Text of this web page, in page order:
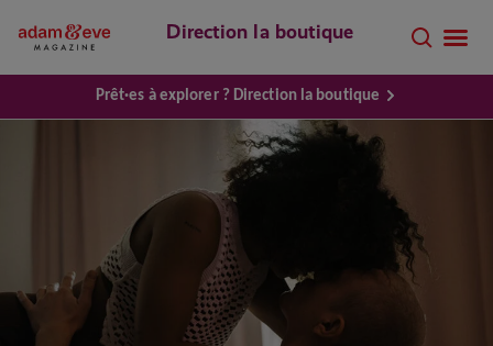
Direction la boutique
Prêt·es à explorer ? Direction la boutique